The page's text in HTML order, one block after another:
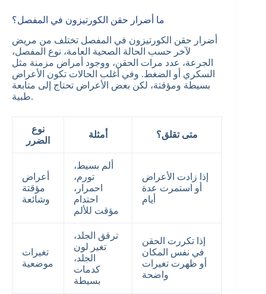
ما أضرار حقن الكورتيزون في المفصل؟
أضرار حقن الكورتيزون في المفصل تختلف من مريض
لآخر حسب الحالة الصحية العامة، نوع المفصل،
الجرعة، عدد مرات الحقن، ووجود أمراض مزمنة مثل
السكري أو الضغط. وفي أغلب الحالات تكون الأعراض
بسيطة ومؤقتة، لكن بعض الأعراض تحتاج إلى متابعة
طبية.
نوع
الضرر
أمثلة متى تقلق؟
أعراض
مؤقتة
وشائعة
ألم بسيط،
تورم،
احمرار،
احتدام
مؤقت للألم
إذا زادت الأعراض
أو استمرت عدة
أيام
تغيرات
موضعية
ترقق الجلد،
تغير لون
الجلد،
كدمات
بسيطة
إذا تكررت الحقن
في نفس المكان
أو ظهرت تغيرات
واضحة